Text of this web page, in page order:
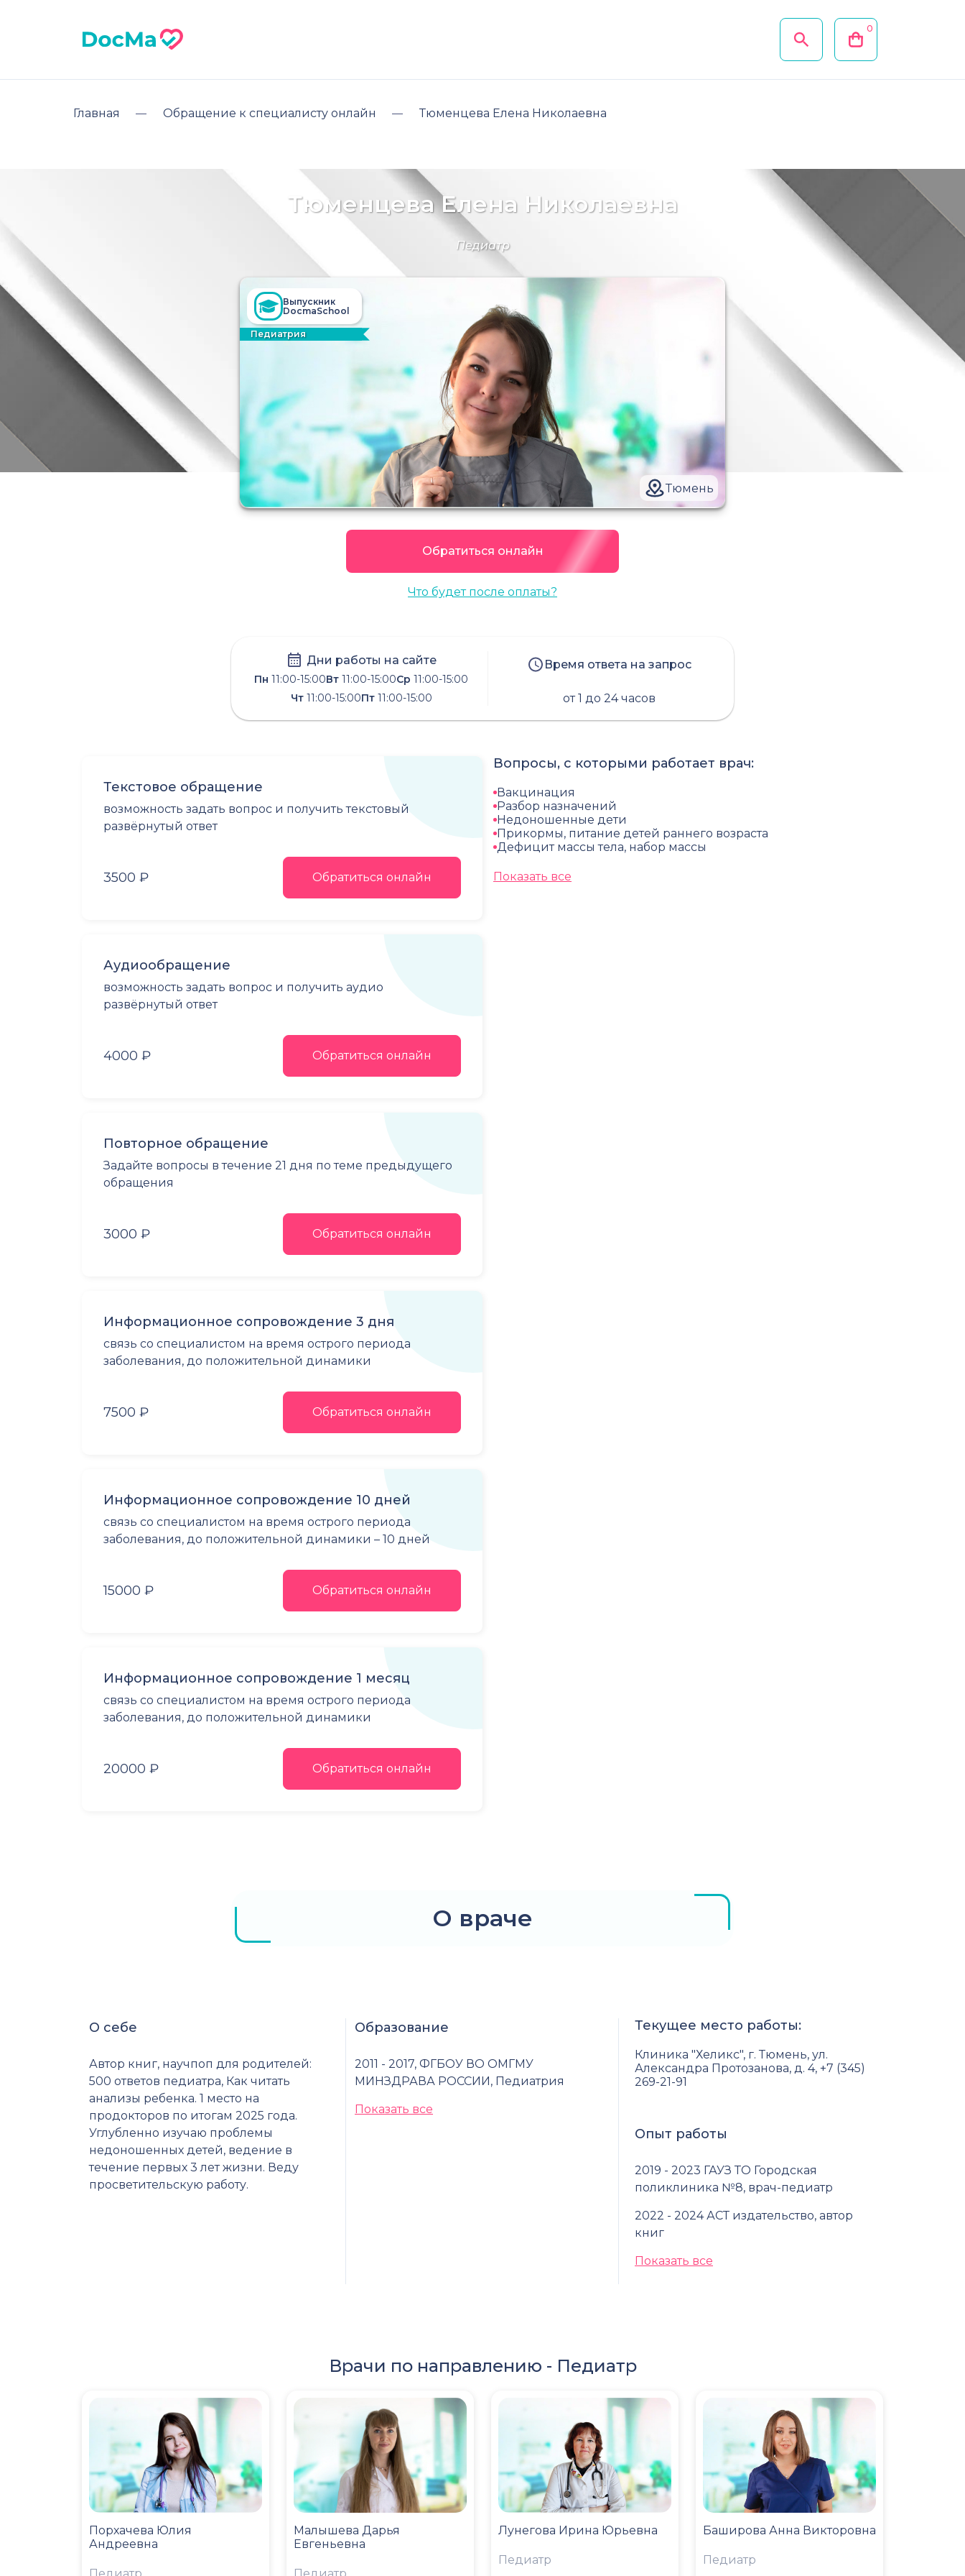
0
Главная Обращение к специалисту онлайн Тюменцева Елена Николаевна
Тюменцева Елена Николаевна
Педиатр
Тюмень
Выпускник
DocmaSchool
Педиатрия
Обратиться онлайн
Что будет после оплаты?
Дни работы на сайте
Пн 11:00-15:00Вт 11:00-15:00Ср 11:00-15:00
Чт11:00-15:00Пт11:00-15:00
Время ответа на запрос
от 1 до 24 часов
Текстовое обращение
возможность задать вопрос и получить текстовый
развёрнутый ответ
3500 ₽ Обратиться онлайн
Аудиообращение
возможность задать вопрос и получить аудио
развёрнутый ответ
4000 ₽ Обратиться онлайн
Повторное обращение
Задайте вопросы в течение 21 дня по теме предыдущего
обращения
3000 ₽ Обратиться онлайн
Информационное сопровождение 3 дня
связь со специалистом на время острого периода
заболевания, до положительной динамики
7500 ₽ Обратиться онлайн
Информационное сопровождение 10 дней
связь со специалистом на время острого периода
заболевания, до положительной динамики – 10 дней
15000 ₽ Обратиться онлайн
Информационное сопровождение 1 месяц
связь со специалистом на время острого периода
заболевания, до положительной динамики
20000 ₽ Обратиться онлайн
Вопросы, с которыми работает врач:
Вакцинация
Разбор назначений
Недоношенные дети
Прикормы, питание детей раннего возраста
Дефицит массы тела, набор массы
Показать все
О враче
О себе
Автор книг, научпоп для родителей:
500 ответов педиатра, Как читать
анализы ребенка. 1 место на
продокторов по итогам 2025 года.
Углубленно изучаю проблемы
недоношенных детей, ведение в
течение первых 3 лет жизни. Веду
просветительскую работу.
Образование
2011 - 2017, ФГБОУ ВО ОМГМУ
МИНЗДРАВА РОССИИ, Педиатрия
Показать все
Текущее место работы:
Клиника "Хеликс", г. Тюмень, ул.
Александра Протозанова, д. 4, +7 (345)
269-21-91
Опыт работы
2019 - 2023 ГАУЗ ТО Городская
поликлиника №8, врач-педиатр
2022 - 2024 АСТ издательство, автор
книг
Показать все
Врачи по направлению - Педиатр
Порхачева Юлия
Андреевна
Малышева Дарья
Евгеньевна
Лунегова Ирина Юрьевна
Педиатр
Баширова Анна Викторовна
Педиатр